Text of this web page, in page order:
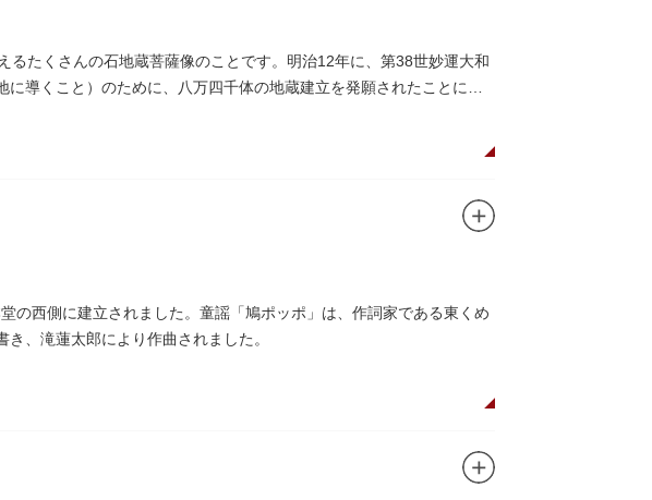
たくさんの石地蔵菩薩像のことです。明治12年に、第38世妙運大和
導くこと）のために、八万四千体の地蔵建立を発願されたことに始
の西側に建立されました。童謡「鳩ポッポ」は、作詞家である東くめ
、滝蓮太郎により作曲されました。